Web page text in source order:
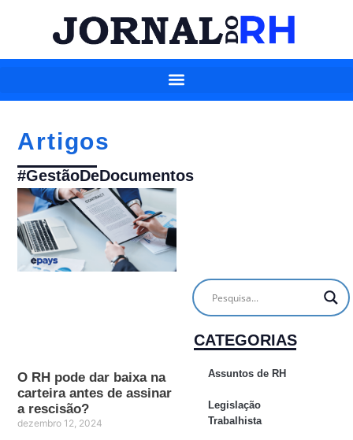
Artigos
#GestãoDeDocumentos
O RH pode dar baixa na
carteira antes de assinar
a rescisão?
dezembro 12, 2024
CATEGORIAS
Assuntos de RH
Legislação
Trabalhista